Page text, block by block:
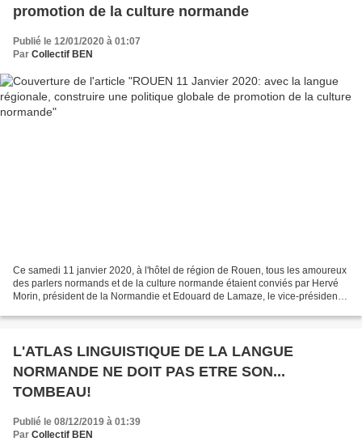
promotion de la culture normande
Publié le 12/01/2020 à 01:07
Par Collectif BEN
Ce samedi 11 janvier 2020, à l'hôtel de région de Rouen, tous les amoureux
des parlers normands et de la culture normande étaient conviés par Hervé
Morin, président de la Normandie et Edouard de Lamaze, le vice-président
L'ATLAS LINGUISTIQUE DE LA LANGUE
NORMANDE NE DOIT PAS ETRE SON...
TOMBEAU!
Publié le 08/12/2019 à 01:39
Par Collectif BEN